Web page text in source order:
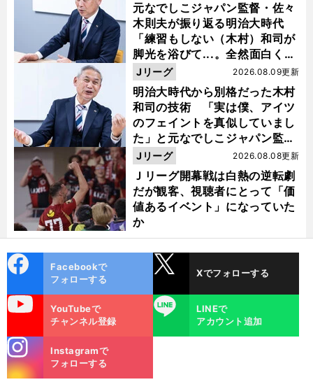
元なでしこジャパン監督・佐々
木則夫が振り返る明治大時代
「練習もしない（木村）和司が
脚光を浴びて...。全然面白くな
い４年間でした」
明治大時代から別格だった木村
和司の技術 「実は僕、アイツ
のフェイントを真似していまし
た」と元なでしこジャパン監
督・佐々木則夫
2026.08.09更新
Jリーグ
Ｊリーグ開幕戦は白熱の逆転劇
だが観客、視聴者にとって「価
値あるイベント」になっていた
か
2026.08.08更新
Jリーグ
ok
Facebookで
フォローする
Xでフォローする
YouTubeで
チャンネル登録
LINE
LINEで
アカウント追加
m
Instagramで
フォローする